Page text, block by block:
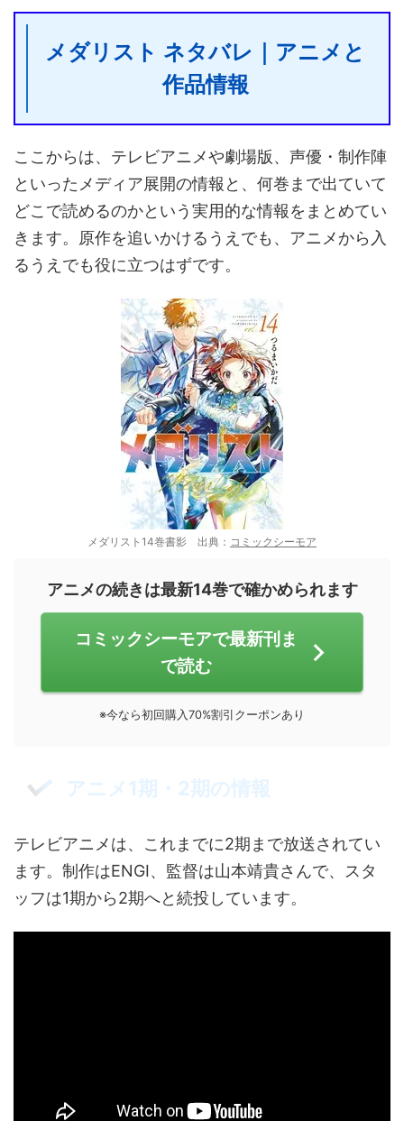
メダリスト ネタバレ｜アニメと
作品情報
ここからは、テレビアニメや劇場版、声優・制作陣
といったメディア展開の情報と、何巻まで出ていて
どこで読めるのかという実用的な情報をまとめてい
きます。原作を追いかけるうえでも、アニメから入
るうえでも役に立つはずです。
メダリスト14巻書影 出典： コミックシーモア
アニメの続きは最新14巻で確かめられます
コミックシーモアで最新刊ま
で読む
※今なら初回購入70%割引クーポンあり
アニメ1期・2期の情報
テレビアニメは、これまでに2期まで放送されてい
ます。制作はENGI、監督は山本靖貴さんで、スタ
ッフは1期から2期へと続投しています。